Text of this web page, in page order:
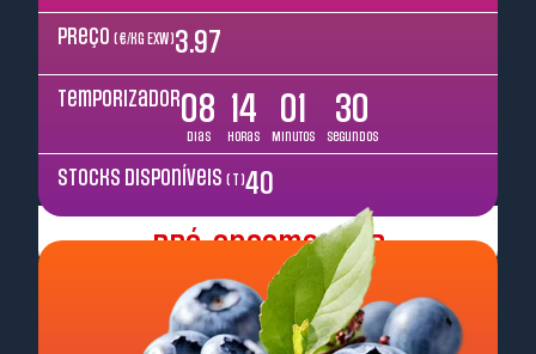
Preço ( €/kg EXW ) 3.97
Temporizador08
Dias
14
Horas
01
Minutos
29
Segundos
Stocks disponíveis ( T )40
Pré-encomendar